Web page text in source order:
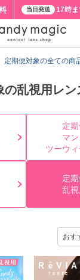
当日発送 17時ま
定期便対象の全ての商
の乱視用レン
定
マン
ツーウ
定
乱